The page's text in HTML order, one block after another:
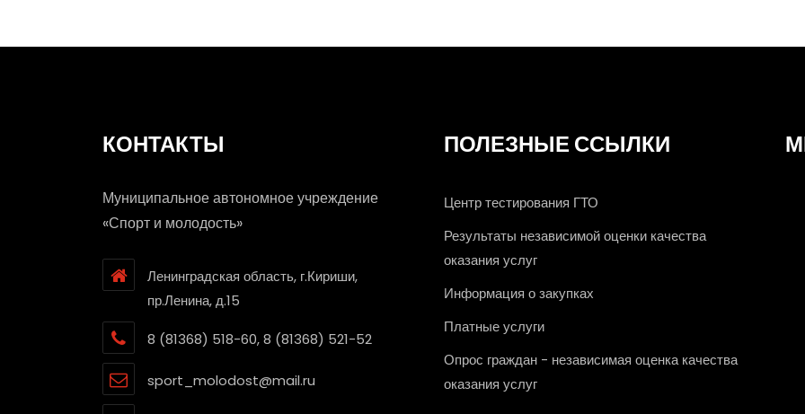
КОНТАКТЫ
Муниципальное автономное учреждение
«Спорт и молодость»
Ленинградская область, г.Кириши,
пр.Ленина, д.15
8 (81368) 518-60, 8 (81368) 521-52
sport_molodost@mail.ru
ПОЛЕЗНЫЕ ССЫЛКИ
Центр тестирования ГТО
Результаты независимой оценки качества
оказания услуг
Информация о закупках
Платные услуги
Опрос граждан - независимая оценка качества
оказания услуг